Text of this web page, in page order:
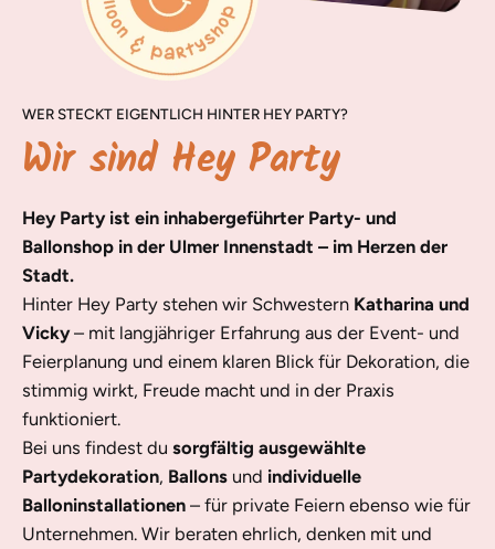
WER STECKT EIGENTLICH HINTER HEY PARTY?
Wir sind Hey Party
Hey Party ist ein inhabergeführter Party- und
Ballonshop in der Ulmer Innenstadt – im Herzen der
Stadt.
Hinter Hey Party stehen wir Schwestern Katharina und
Vicky– mit langjähriger Erfahrung aus der Event- und
Feierplanung und einem klaren Blick für Dekoration, die
stimmig wirkt, Freude macht und in der Praxis
funktioniert.
Bei uns findest du sorgfältig ausgewählte
Partydekoration, Ballons und individuelle
Balloninstallationen – für private Feiern ebenso wie für
Unternehmen. Wir beraten ehrlich, denken mit und